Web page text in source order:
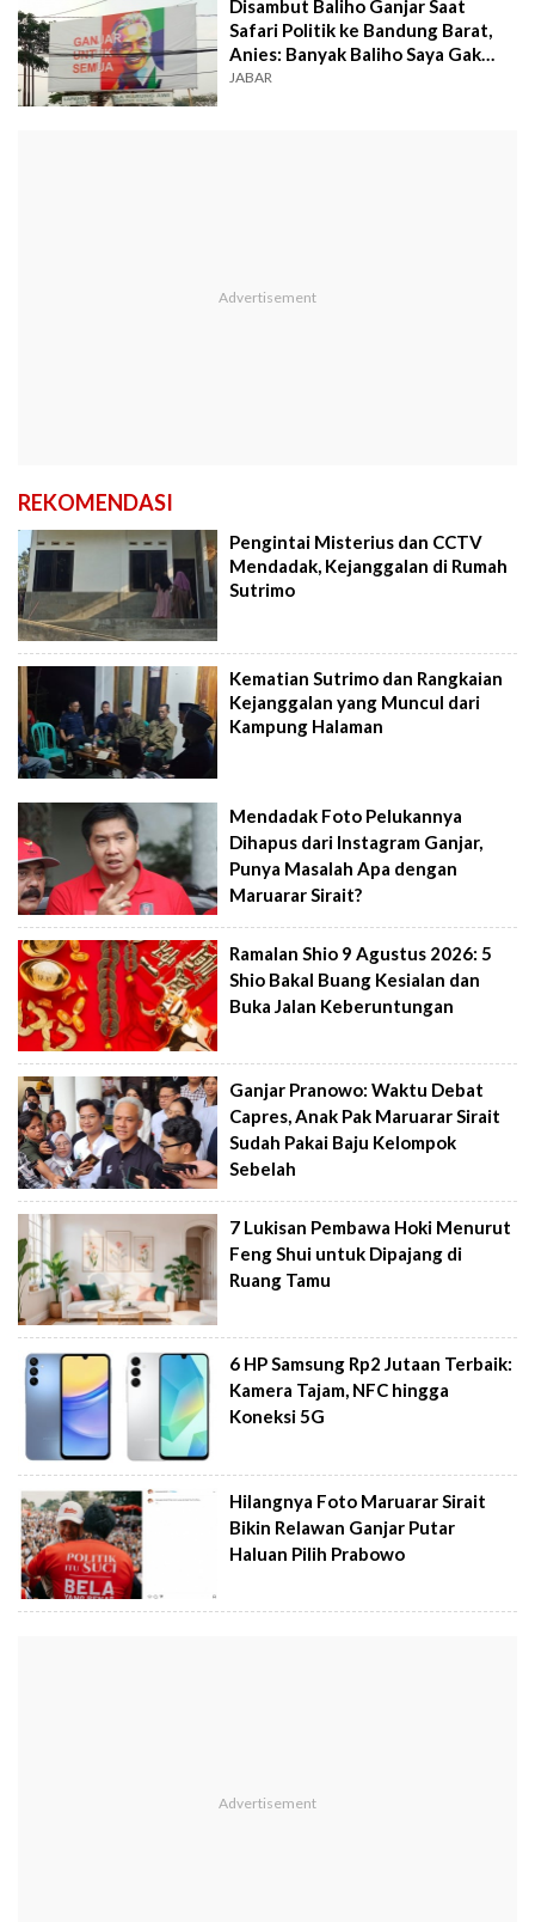
Disambut Baliho Ganjar Saat
Safari Politik ke Bandung Barat,
Anies: Banyak Baliho Saya Gak
Bisa Dipasang
JABAR
REKOMENDASI
Pengintai Misterius dan CCTV
Mendadak, Kejanggalan di Rumah
Sutrimo
Kematian Sutrimo dan Rangkaian
Kejanggalan yang Muncul dari
Kampung Halaman
Mendadak Foto Pelukannya
Dihapus dari Instagram Ganjar,
Punya Masalah Apa dengan
Maruarar Sirait?
Ramalan Shio 9 Agustus 2026: 5
Shio Bakal Buang Kesialan dan
Buka Jalan Keberuntungan
Ganjar Pranowo: Waktu Debat
Capres, Anak Pak Maruarar Sirait
Sudah Pakai Baju Kelompok
Sebelah
7 Lukisan Pembawa Hoki Menurut
Feng Shui untuk Dipajang di
Ruang Tamu
6 HP Samsung Rp2 Jutaan Terbaik:
Kamera Tajam, NFC hingga
Koneksi 5G
Hilangnya Foto Maruarar Sirait
Bikin Relawan Ganjar Putar
Haluan Pilih Prabowo